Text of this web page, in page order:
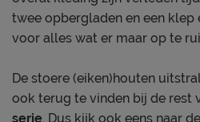
twee opbergladen en een klep
voor alles wat er maar op te
De stoere (eiken)houten
ook terug te vinden bij de rest
serie. Dus kijk ook eens naar